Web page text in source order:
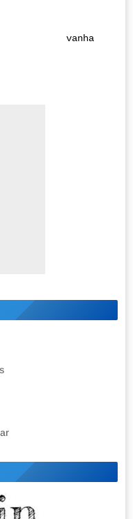
vanha     1